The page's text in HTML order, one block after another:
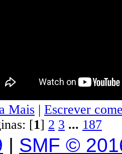
Mais | Escrever
[1] 2 3 ... 187
| SMF ©